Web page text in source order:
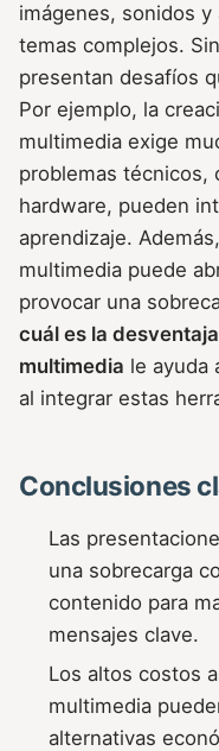
imágenes, sonidos
temas complejos.
presentan desafíos
Por ejemplo, la
multimedia exige
problemas técnicos,
hardware, pueden
aprendizaje.
multimedia puede
provocar una
cuál es la
multimedia le ayuda
al integrar estas
Conclusiones
Las
una sobrecarga
contenido para
mensajes clave.
Los altos costos
multimedia
alternativas